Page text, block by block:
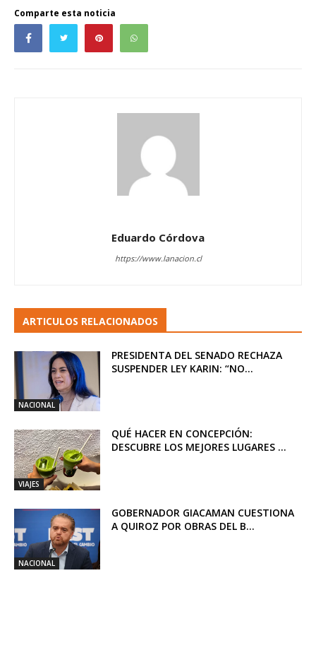
Comparte esta noticia
Eduardo Córdova
https://www.lanacion.cl
ARTICULOS RELACIONADOS
NACIONAL
PRESIDENTA DEL SENADO RECHAZA
SUSPENDER LEY KARIN: “NO...
VIAJES
QUÉ HACER EN CONCEPCIÓN:
DESCUBRE LOS MEJORES LUGARES ...
NACIONAL
GOBERNADOR GIACAMAN CUESTIONA
A QUIROZ POR OBRAS DEL B...